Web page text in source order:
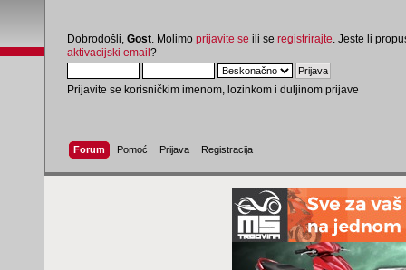
Dobrodošli, Gost . Molimo prijavite se ili se registrirajte . Jeste li
aktivacijski email?
Prijavite se korisničkim imenom, lozinkom i duljinom prijave
Forum Pomoć Prijava Registracija